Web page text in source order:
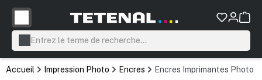
principal
Accueil Impression Photo Encres Encres Imprimantes Photo